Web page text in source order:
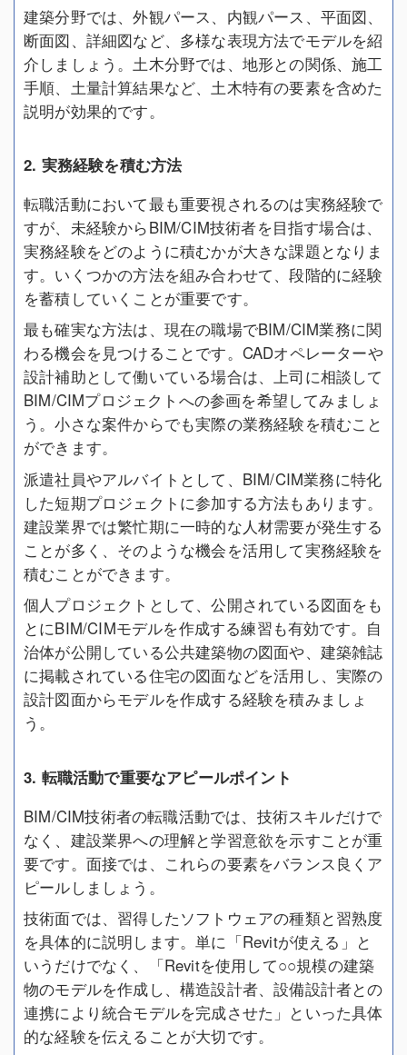
建築分野では、外観パース、内観パース、平面図、
断面図、詳細図など、多様な表現方法でモデルを紹
介しましょう。土木分野では、地形との関係、施工
手順、土量計算結果など、土木特有の要素を含めた
説明が効果的です。
2. 実務経験を積む方法
転職活動において最も重要視されるのは実務経験で
すが、未経験からBIM/CIM技術者を目指す場合は、
実務経験をどのように積むかが大きな課題となりま
す。いくつかの方法を組み合わせて、段階的に経験
を蓄積していくことが重要です。
最も確実な方法は、現在の職場でBIM/CIM業務に関
わる機会を見つけることです。CADオペレーターや
設計補助として働いている場合は、上司に相談して
BIM/CIMプロジェクトへの参画を希望してみましょ
う。小さな案件からでも実際の業務経験を積むこと
ができます。
派遣社員やアルバイトとして、BIM/CIM業務に特化
した短期プロジェクトに参加する方法もあります。
建設業界では繁忙期に一時的な人材需要が発生する
ことが多く、そのような機会を活用して実務経験を
積むことができます。
個人プロジェクトとして、公開されている図面をも
とにBIM/CIMモデルを作成する練習も有効です。自
治体が公開している公共建築物の図面や、建築雑誌
に掲載されている住宅の図面などを活用し、実際の
設計図面からモデルを作成する経験を積みましょ
う。
3. 転職活動で重要なアピールポイント
BIM/CIM技術者の転職活動では、技術スキルだけで
なく、建設業界への理解と学習意欲を示すことが重
要です。面接では、これらの要素をバランス良くア
ピールしましょう。
技術面では、習得したソフトウェアの種類と習熟度
を具体的に説明します。単に「Revitが使える」と
いうだけでなく、「Revitを使用して○○規模の建築
物のモデルを作成し、構造設計者、設備設計者との
連携により統合モデルを完成させた」といった具体
的な経験を伝えることが大切です。